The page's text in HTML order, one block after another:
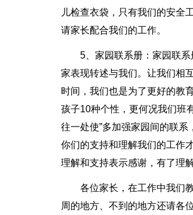
儿检查衣袋，只有我们的安全
请家长配合我们的工作。
5、家园联系册：家园联
家表现转述与我们。让我们相
时间，我们也是为了更好的教
孩子10种个性，更何况我们班
往一处使”多加强家园间的联
你们的支持和理解我们的工作
理解和支持表示感谢，有了理
各位家长，在工作中我们
周的地方、不到的地方还请各